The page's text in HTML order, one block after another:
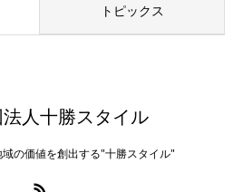
トピックス
人十勝スタイル
の価値を創出する"十勝スタイル"